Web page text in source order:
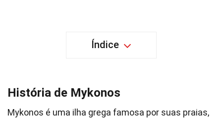
Índice
História de Mykonos
Mykonos é uma ilha grega famosa por suas praias,